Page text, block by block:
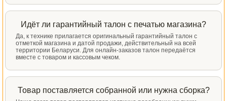
Идёт ли гарантийный талон с печатью магазина?
Да, к технике прилагается оригинальный гарантийный талон с
отметкой магазина и датой продажи, действительный на всей
территории Беларуси. Для онлайн-заказов талон передаётся
вместе с товаром и кассовым чеком.
Товар поставляется собранной или нужна сборка?